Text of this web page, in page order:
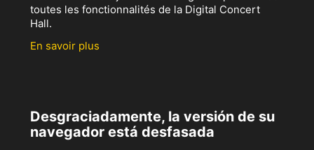
toutes les fonctionnalités de la Digital Concert
Hall.
En savoir plus
Desgraciadamente, la versión de su
navegador está desfasada